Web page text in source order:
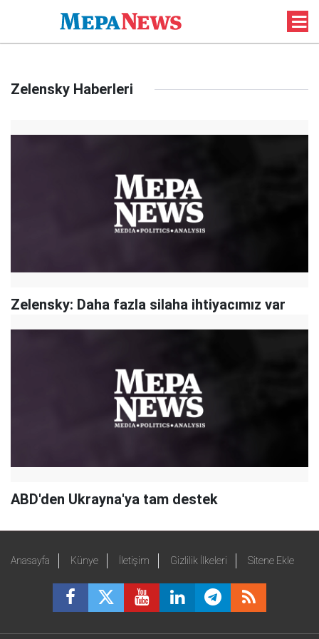
Zelensky Haberleri
Zelensky: Daha fazla silaha ihtiyacımız var
ABD'den Ukrayna'ya tam destek
Anasayfa Künye İletişim Gizlilik İlkeleri Sitene Ekle